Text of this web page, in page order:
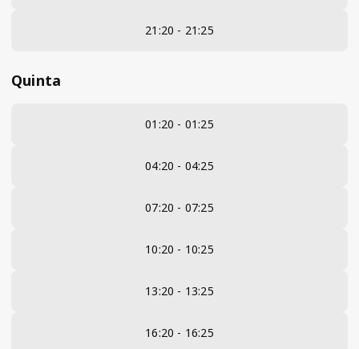
21:20 - 21:25
Quinta
01:20 - 01:25
04:20 - 04:25
07:20 - 07:25
10:20 - 10:25
13:20 - 13:25
16:20 - 16:25